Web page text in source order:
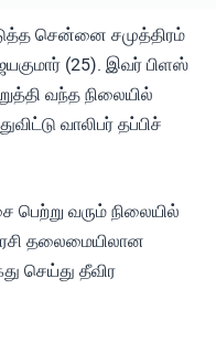
சென்னை சமுத்திரம்
(25). இவர் பிளஸ்
வந்த நிலையில்
வாலிபர் தப்பிச்
பெற்று வரும் நிலையில்
தலைமையிலான
செய்து தீவிர